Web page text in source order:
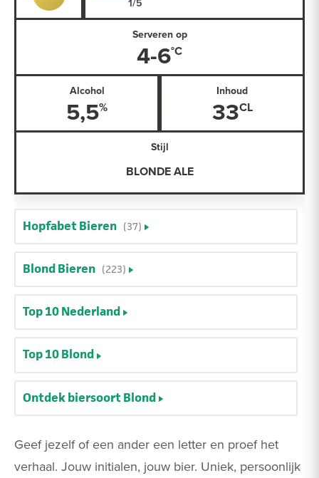
Geef jezelf of een ander een letter en proef het
verhaal. Jouw initialen, jouw bier. Uniek, persoonlijk
Serveren op
4-6
Alcohol
5,5
Inhoud
33
Stijl
BLONDE ALE
Hopfabet Bieren (37)
Blond Bieren (223)
Top 10 Nederland
Top 10 Blond
Ontdek biersoort Blond